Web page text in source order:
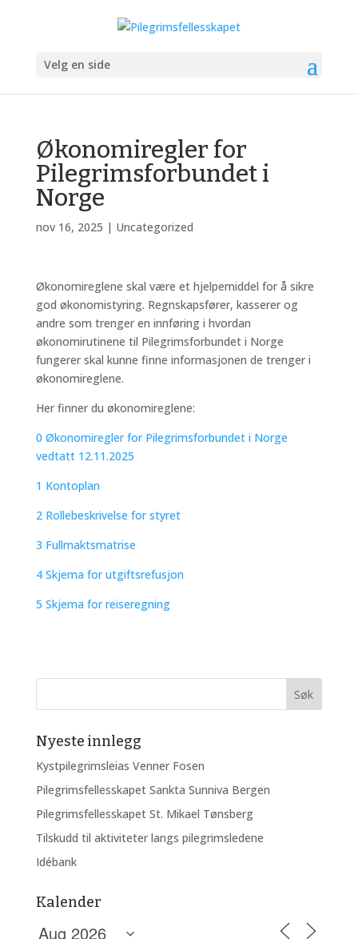
Velg en side
Økonomiregler for
Pilegrimsforbundet i
Norge
nov 16, 2025 | Uncategorized
Økonomireglene skal være et hjelpemiddel for å sikre
god økonomistyring. Regnskapsfører, kasserer og
andre som trenger en innføring i hvordan
økonomirutinene til Pilegrimsforbundet i Norge
fungerer skal kunne finne informasjonen de trenger i
økonomireglene.
Her finner du økonomireglene:
0 Økonomiregler for Pilegrimsforbundet i Norge
vedtatt 12.11.2025
1 Kontoplan
2 Rollebeskrivelse for styret
3 Fullmaktsmatrise
4 Skjema for utgiftsrefusjon
5 Skjema for reiseregning
Nyeste innlegg
Kystpilegrimsleias Venner Fosen
Pilegrimsfellesskapet Sankta Sunniva Bergen
Pilegrimsfellesskapet St. Mikael Tønsberg
Tilskudd til aktiviteter langs pilegrimsledene
Idébank
Kalender